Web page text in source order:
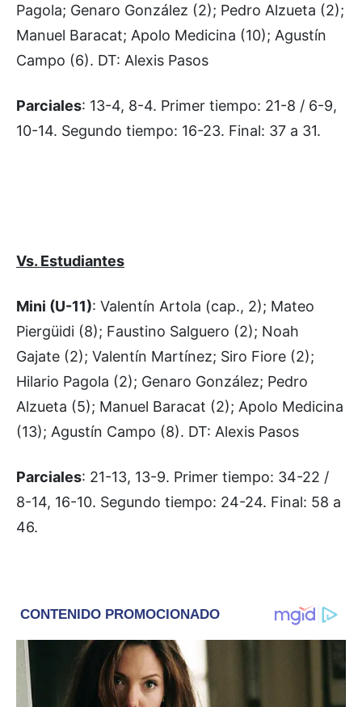
Pagola; Genaro González (2); Pedro Alzueta (2);
Manuel Baracat; Apolo Medicina (10); Agustín
Campo (6). DT: Alexis Pasos
Parciales: 13-4, 8-4. Primer tiempo: 21-8 / 6-9,
10-14. Segundo tiempo: 16-23. Final: 37 a 31.
Vs. Estudiantes
Mini (U-11): Valentín Artola (cap., 2); Mateo
Piergüidi (8); Faustino Salguero (2); Noah
Gajate (2); Valentín Martínez; Siro Fiore (2);
Hilario Pagola (2); Genaro González; Pedro
Alzueta (5); Manuel Baracat (2); Apolo Medicina
(13); Agustín Campo (8). DT: Alexis Pasos
Parciales: 21-13, 13-9. Primer tiempo: 34-22 /
8-14, 16-10. Segundo tiempo: 24-24. Final: 58 a
46.